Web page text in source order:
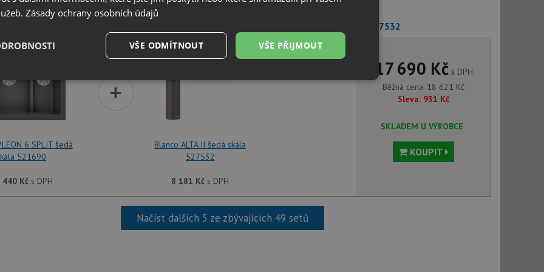
SET Blanco PLEON 6 SPLIT šedá skála 521690 + Blanco ALTA II šedá skála 527532
6 SPLIT šedá
521690
440 Kčs DPH
+
Blanco ALTA II šedá skála
527532
8 181 Kč s DPH
17 690 Kčs DPH
Běžná cena: 18 621 Kč
Sleva: 931 Kč
SKLADEM U VÝROBCE
KOUPIT
Načíst dalších 5 ze zbývajících 49 setů
Zásady ochrany osobních údajů
VŠE PŘIJMOUT
VŠE ODMÍTNOUT
Výkonové
Soubory cílení Funkční soubory
Nezařazené
soubory Výkonové soubory Funkční soubory
cookie umožňují základní funkce webových stránek, jako je přihlášení uživatele a správa účtu. Webové
nutných souborů cookie správně používat.
Popis